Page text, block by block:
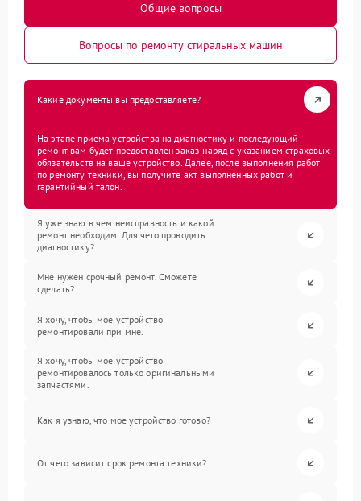
Общие вопросы
Вопросы по ремонту стиральных машин
Какие документы вы предоставляете?
На этапе приема устройства на диагностику и последующий
ремонт вам будет предоставлен заказ-наряд с указанием страховых
обязательств на ваше устройство. Далее, после выполнения работ
по ремонту техники, вы получите акт выполненных работ и
гарантийный талон.
Я уже знаю в чем неисправность и какой
ремонт необходим. Для чего проводить
диагностику?
Мне нужен срочный ремонт. Сможете
сделать?
Я хочу, чтобы мое устройство
ремонтировали при мне.
Я хочу, чтобы мое устройство
ремонтировалось только оригинальными
запчастями.
Как я узнаю, что мое устройство готово?
От чего зависит срок ремонта техники?